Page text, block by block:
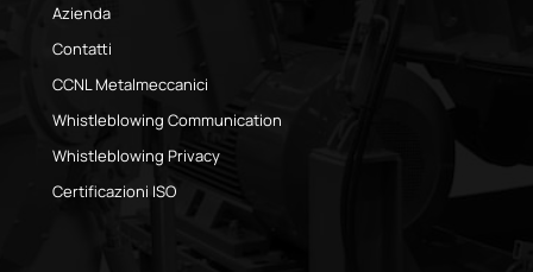
Azienda
Contatti
CCNL Metalmeccanici
Whistleblowing Communication
Whistleblowing Privacy
Certificazioni ISO